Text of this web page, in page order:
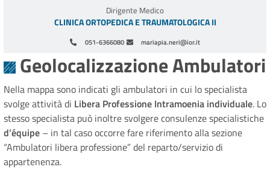
051-6366080 mariapia.neri@ior.it
Dirigente Medico
CLINICA ORTOPEDICA E TRAUMATOLOGICA II
Geolocalizzazione Ambulatori
Nella mappa sono indicati gli ambulatori in cui lo specialista
svolge attività di Libera Professione Intramoenia individuale. Lo
stesso specialista può inoltre svolgere consulenze specialistiche
d’équipe – in tal caso occorre fare riferimento alla sezione
“Ambulatori libera professione” del reparto/servizio di
appartenenza.